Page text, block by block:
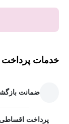
خدمات پرداخت
ضمانت
پرداخت